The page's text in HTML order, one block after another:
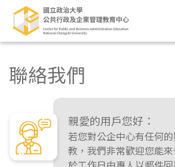
聯絡我們
親愛的用戶您好：
若您對公企中心有任何
教，我們非常歡迎您能